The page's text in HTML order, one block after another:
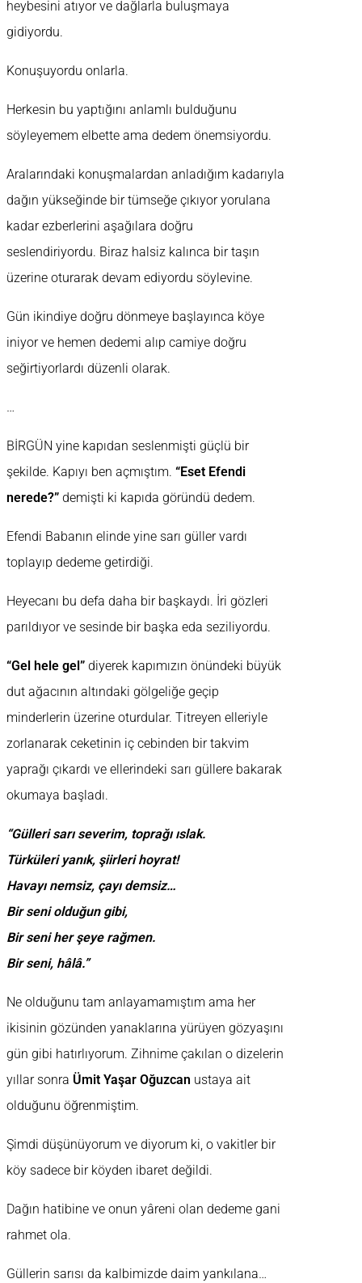
heybesini atıyor ve dağlarla buluşmaya
gidiyordu.
Konuşuyordu onlarla.
Herkesin bu yaptığını anlamlı bulduğunu
söyleyemem elbette ama dedem önemsiyordu.
Aralarındaki konuşmalardan anladığım kadarıyla
dağın yükseğinde bir tümseğe çıkıyor yorulana
kadar ezberlerini aşağılara doğru
seslendiriyordu. Biraz halsiz kalınca bir taşın
üzerine oturarak devam ediyordu söylevine.
Gün ikindiye doğru dönmeye başlayınca köye
iniyor ve hemen dedemi alıp camiye doğru
seğirtiyorlardı düzenli olarak.
…
BİRGÜN yine kapıdan seslenmişti güçlü bir
şekilde. Kapıyı ben açmıştım. “Eset Efendi
nerede?” demişti ki kapıda göründü dedem.
Efendi Babanın elinde yine sarı güller vardı
toplayıp dedeme getirdiği.
Heyecanı bu defa daha bir başkaydı. İri gözleri
parıldıyor ve sesinde bir başka eda seziliyordu.
“Gel hele gel” diyerek kapımızın önündeki büyük
dut ağacının altındaki gölgeliğe geçip
minderlerin üzerine oturdular. Titreyen elleriyle
zorlanarak ceketinin iç cebinden bir takvim
yaprağı çıkardı ve ellerindeki sarı güllere bakarak
okumaya başladı.
“Gülleri sarı severim, toprağı ıslak.
Türküleri yanık, şiirleri hoyrat!
Havayı nemsiz, çayı demsiz…
Bir seni olduğun gibi,
Bir seni her şeye rağmen.
Bir seni, hâlâ.”
Ne olduğunu tam anlayamamıştım ama her
ikisinin gözünden yanaklarına yürüyen gözyaşını
gün gibi hatırlıyorum. Zihnime çakılan o dizelerin
yıllar sonra Ümit Yaşar Oğuzcan ustaya ait
olduğunu öğrenmiştim.
Şimdi düşünüyorum ve diyorum ki, o vakitler bir
köy sadece bir köyden ibaret değildi.
Dağın hatibine ve onun yâreni olan dedeme gani
rahmet ola.
Güllerin sarısı da kalbimizde daim yankılana…